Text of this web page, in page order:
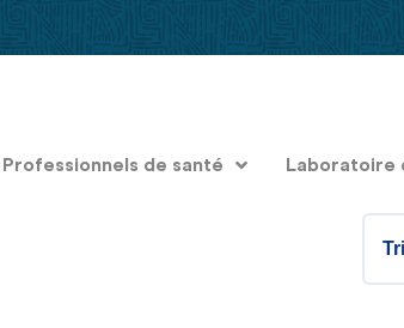
Professionnels de santé Laboratoire